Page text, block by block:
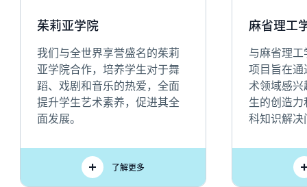
茱莉亚学院
我们与全世界享誉盛名的茱莉
亚学院合作，培养学生对于舞
蹈、戏剧和音乐的热爱，全面
提升学生艺术素养，促进其全
面发展。
了解更多
麻省理工
与麻省理
项目旨在
术领域感
生的创造
科知识解